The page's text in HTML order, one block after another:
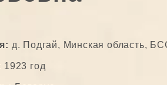
д. Подгай, Минская область,
1923 год